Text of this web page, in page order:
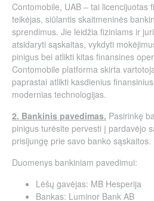
Contomobile, UAB – tai licencijuotas
teikėjas, siūlantis skaitmeninės
sprendimus. Jie leidžia fiziniams ir
atsidaryti sąskaitas, vykdyti
pinigus bei atlikti kitas finansines
Contomobile platforma skirta
paprastai atlikti kasdienius
modernias technologijas.
2. Bankinis pavedimas. Pasirinkę
pinigus turėsite pervesti į pardavėjo
prisijungę prie savo banko sąskaitos.
Duomenys bankiniam pavedimui:
Lėšų gavėjas: MB Hesperija
Bankas: Luminor Bank AB